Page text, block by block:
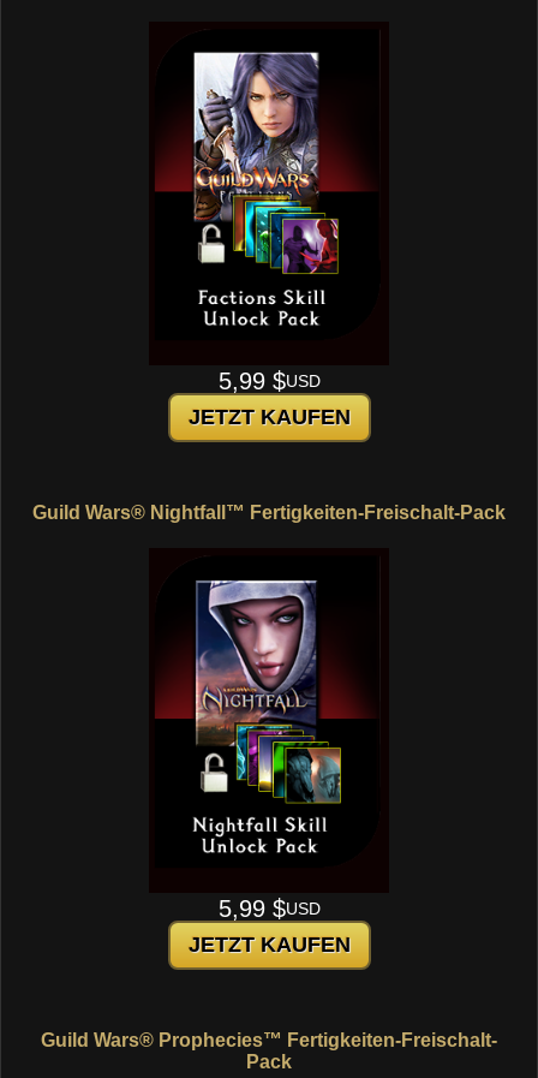
5,99 $USD
JETZT KAUFEN
Guild Wars® Nightfall™ Fertigkeiten-Freischalt-Pack
5,99 $USD
JETZT KAUFEN
Guild Wars® Prophecies™ Fertigkeiten-Freischalt-
Pack